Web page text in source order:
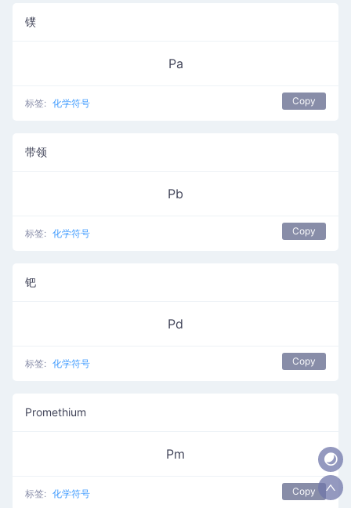
镤
Pa
标签: 化学符号 Copy
带领
Pb
标签: 化学符号 Copy
钯
Pd
标签: 化学符号 Copy
Promethium
Pm
标签: 化学符号 Copy